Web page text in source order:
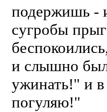
подержишь -
сугробы
и слышно
ужинать!" и
погуляю!"